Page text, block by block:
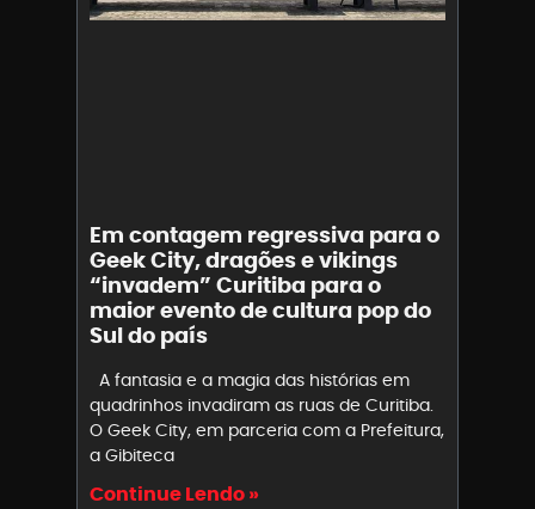
Em contagem regressiva para o
Geek City, dragões e vikings
“invadem” Curitiba para o
maior evento de cultura pop do
Sul do país
A fantasia e a magia das histórias em
quadrinhos invadiram as ruas de Curitiba.
O Geek City, em parceria com a Prefeitura,
a Gibiteca
Continue Lendo »